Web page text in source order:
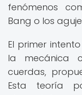
fenómenos
Bang o los
El primer
la mecánica
cuerdas,
Esta teoría